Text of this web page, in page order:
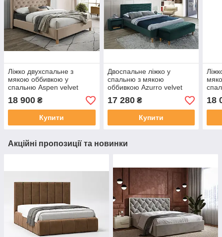
Ліжко двухспальне з
мякою оббивкою у
спальню Aspen velvet
160x200 бежевий Signal
18 900 ₴
Купити
Двоспальне ліжко у
спальню з мякою
оббивкою Azurro velvet
180х200 зелений Signal
17 280₴
Купити
18
Акційні пропозиції та новинки